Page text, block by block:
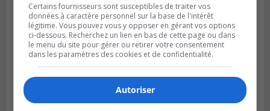
Certains fournisseurs sont susceptibles de traiter vos
données à caractère personnel sur la base de l'intérêt
légitime. Vous pouvez vous y opposer en gérant vos options
ci-dessous. Recherchez un lien en bas de cette page ou dans
le menu du site pour gérer ou retirer votre consentement
dans les paramètres des cookies et de confidentialité.
Autoriser